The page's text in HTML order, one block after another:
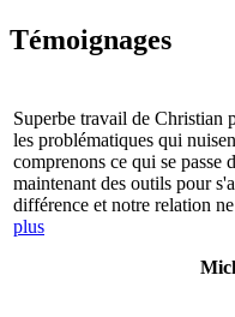
Témoignages
Superbe travail de Christian
les problématiques qui
comprenons ce qui se passe
maintenant des outils pour
différence et notre relation
plus